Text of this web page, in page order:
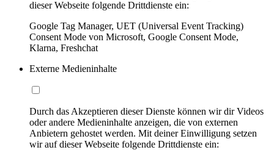
dieser Webseite folgende Drittdienste ein:
Google Tag Manager, UET (Universal Event Tracking)
Consent Mode von Microsoft, Google Consent Mode,
Klarna, Freshchat
Externe Medieninhalte
Durch das Akzeptieren dieser Dienste können wir dir Videos
oder andere Medieninhalte anzeigen, die von externen
Anbietern gehostet werden. Mit deiner Einwilligung setzen
wir auf dieser Webseite folgende Drittdienste ein: